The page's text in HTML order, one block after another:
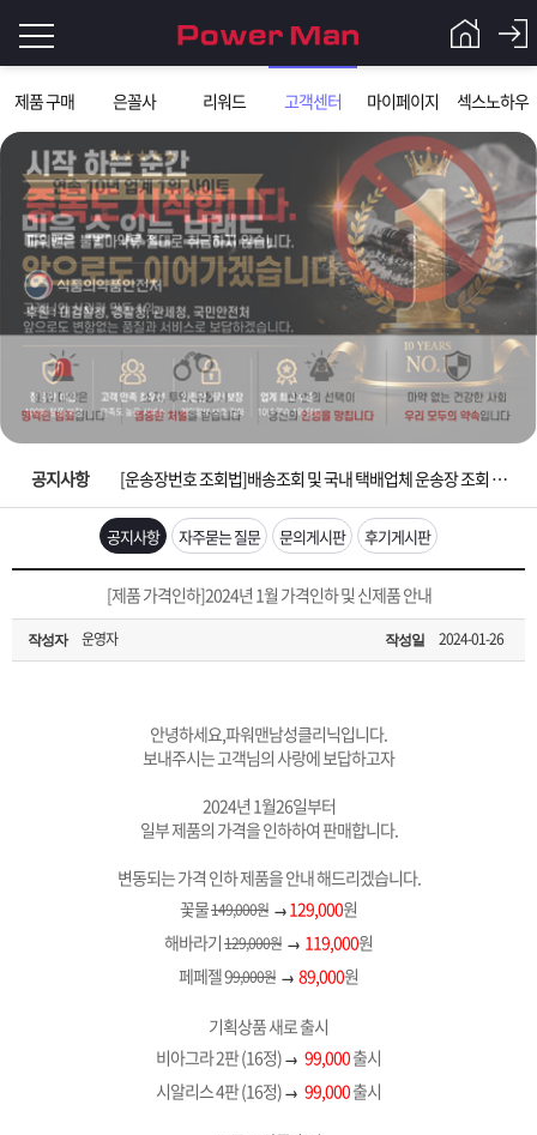
제품 구매 은꼴사 리워드 고객센터 마이페이지 섹스노하우
그
인
이
필
요
니
로
Q&A
파
워
맨
제
품
은
노
객
마
공지사항
입금확인이 안되는 상황을 대비해 꼭 입금후 고객센터 연락바랍니다.
[2026구정 연휴]설 연휴 배송 및 휴무 안내
[운송장번호 조회법]배송조회 및 국내 택배업체 운송장 조회 하는법
[ios앱 오픈]아이폰 고객 앱설치 가능합니다.
[무인택배함 이용 안내] 집 밖에 주소로 택배 받기
입금확인이 안되는 상황을 대비해 꼭 입금후 고객센터 연락바랍니다.
공지사항 자주묻는 질문 문의게시판 후기게시판
[제품 가격인하]2024년 1월 가격인하 및 신제품 안내
작성자 운영자 작성일 2024-01-26
안녕하세요,파워맨남성클리닉입니다.
보내주시는 고객님의 사랑에 보답하고자
2024년 1월26일부터
일부 제품의 가격을 인하하여 판매합니다.
변동되는 가격 인하 제품을 안내 해드리겠습니다.
꽃물149,000원 →129,000원
해바라기129,000원 → 119,000원
페페젤 99,000원 → 89,000원
기획상품 새로 출시
비아그라 2판 (16정)→ 99,000출시
시알리스 4판 (16정)→ 99,000출시